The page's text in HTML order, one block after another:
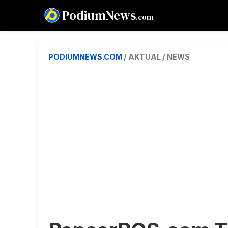
PodiumNews.com
PODIUMNEWS.COM / AKTUAL / NEWS